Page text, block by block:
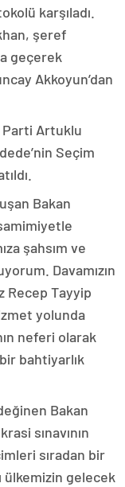
karşıladı.
şeref
geçerek
Akkoyun’dan
Parti Artuklu
Seçim
Bakan
şahsım ve
Davamızın
Recep Tayyip
yolunda
neferi olarak
bahtiyarlık
Bakan
sınavının
sıradan bir
ülkemizin gelecek